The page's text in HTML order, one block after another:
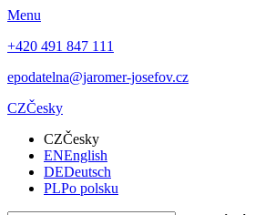
Menu
+420 491 847 111
epodatelna@jaromer-josefov.cz
CZČesky
CZČesky
ENEnglish
DEDeutsch
PLPo polsku